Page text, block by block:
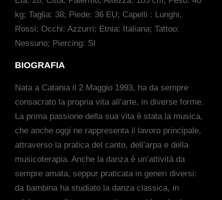
kg; Taglia: 38; Piede: 36 EU; Capelli : Lunghi,
Rossi; Occhi: Azzurri; Etnia: Italiana; Tattoo:
Nessuno; Piercing: SI
BIOGRAFIA
Nata a Catania il 2 Maggio 1993, ha da sempre
consacrato la propria vita all’arte, in diverse forme.
La prima passione della sua vita è stata la musica,
che anche oggi ne rappresenta il lavoro principale,
attraverso la pratica del canto, dell’arpa e della
musicoterapia. Anche la danza è un’attività da
sempre amata, seppur praticata in generi diversi:
da bambina ha studiato la danza classica, in